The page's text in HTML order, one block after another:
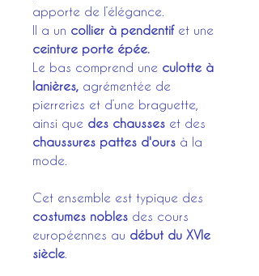
apporte de l’élégance.
Il a un collier à pendentifet une
ceinture porte épée.
Le bas comprend une culotte à
lanières, agrémentée de
pierreries et d’une braguette,
ainsi que des chausses et des
chaussures pattes d'ours à la
mode.
Cet ensemble est typique des
costumes nobles des cours
européennes au début du XVIe
siècle